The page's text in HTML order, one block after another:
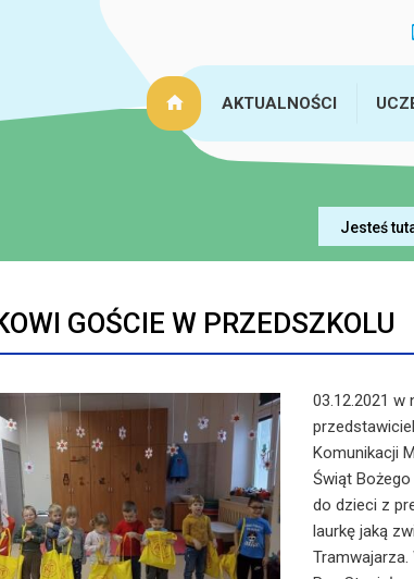
AKTUALNOŚCI
Jesteś
GOŚCIE W PRZEDSZKOLU
03.12.2021
Komunikacji
Świąt Bożego
do dzieci z
laurkę jaką